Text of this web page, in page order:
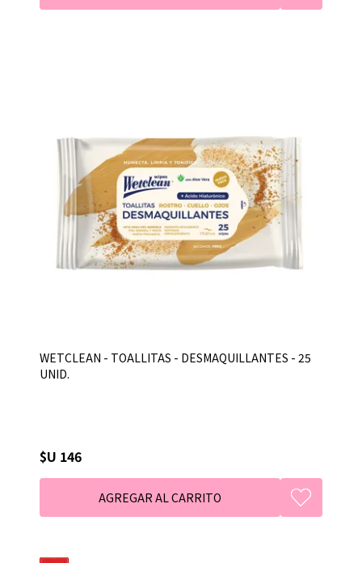
WETCLEAN - TOALLITAS - DESMAQUILLANTES - 25
UNID.
$U 146